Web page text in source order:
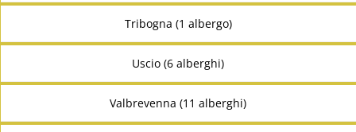
Tribogna (1 albergo)
Uscio (6 alberghi)
Valbrevenna (11 alberghi)